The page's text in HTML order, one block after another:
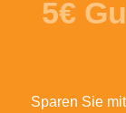
5€
Sparen Sie